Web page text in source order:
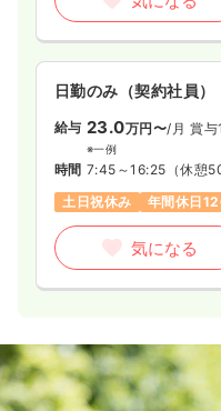
日勤のみ（契約社員）
給与 23.0万円〜/月 賞
※一例
時間 7:45～16:25 （休憩
土日祝休み
年間休日
気になる